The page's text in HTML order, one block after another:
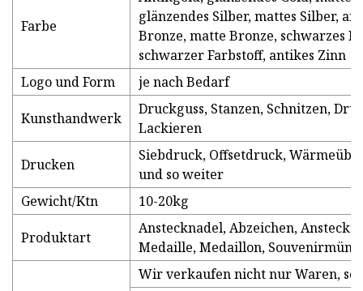
Farbe
glänzendes Silber, mattes Silber,
Bronze, matte Bronze, schwarzes
schwarzer Farbstoff, antikes Zinn
Logo und Form
je nach Bedarf
Kunsthandwerk
Druckguss, Stanzen, Schnitzen,
Lackieren
Drucken
Siebdruck, Offsetdruck,
und so weiter
Gewicht/Ktn
10-20kg
Produktart
Anstecknadel, Abzeichen,
Medaille, Medaillon,
Wir verkaufen nicht nur Waren,